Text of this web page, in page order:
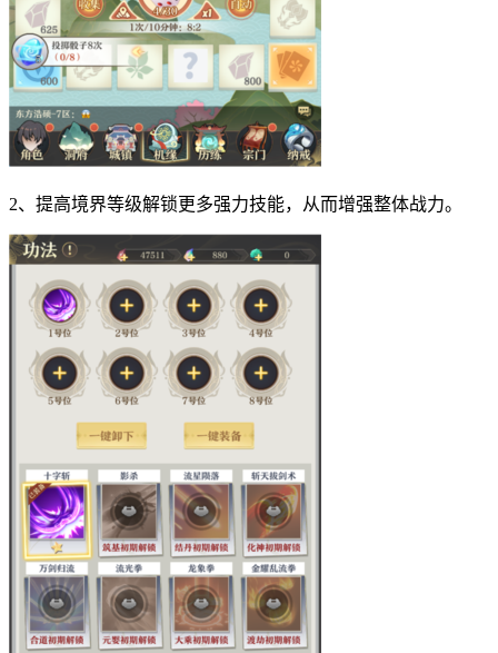
2、提高境界等级解锁更多强力技能，从而增强整体战力。